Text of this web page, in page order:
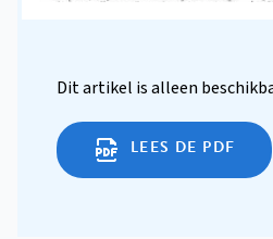
Dit artikel is alleen
LEES DE PDF